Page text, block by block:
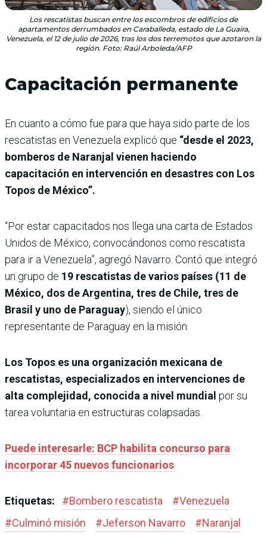
Los rescatistas buscan entre los escombros de edificios de
apartamentos derrumbados en Caraballeda, estado de La Guaira,
Venezuela, el 12 de julio de 2026, tras los dos terremotos que azotaron la
región. Foto: Raúl Arboleda/AFP
Capacitación permanente
En cuanto a cómo fue para que haya sido parte de los
rescatistas en Venezuela explicó que “desde el 2023,
bomberos de Naranjal vienen haciendo
capacitación en intervención en desastres con Los
Topos de México”.
“Por estar capacitados nos llega una carta de Estados
Unidos de México, convocándonos como rescatista
para ir a Venezuela”, agregó Navarro. Contó que integró
un grupo de 19 rescatistas de varios países (11 de
México, dos de Argentina, tres de Chile, tres de
Brasil y uno de Paraguay), siendo el único
representante de Paraguay en la misión.
Los Topos es una organización mexicana de
rescatistas, especializados en intervenciones de
alta complejidad, conocida a nivel mundial por su
tarea voluntaria en estructuras colapsadas.
Puede interesarle: BCP habilita concurso para
incorporar 45 nuevos funcionarios
Etiquetas: #Bombero rescatista #Venezuela
#Culminó misión #Jeferson Navarro #Naranjal